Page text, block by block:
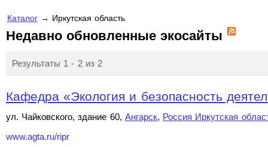
Каталог→ Иркутская область
Недавно обновленные экосайты
Результаты 1 - 2 из 2
Кафедра «Экология и безопасность
ул. Чайковского, здание 60, Ангарск, Россия Иркутская
www.agta.ru/ripr